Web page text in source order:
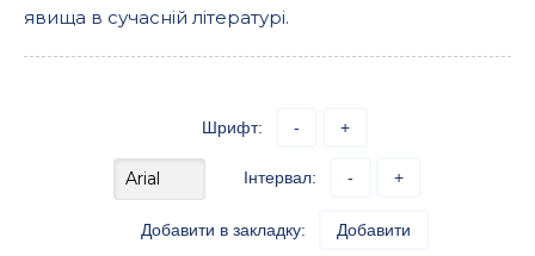
явища в сучасній літературі.
Шрифт: - +
Інтервал: - +
Добавити в закладку: Добавити